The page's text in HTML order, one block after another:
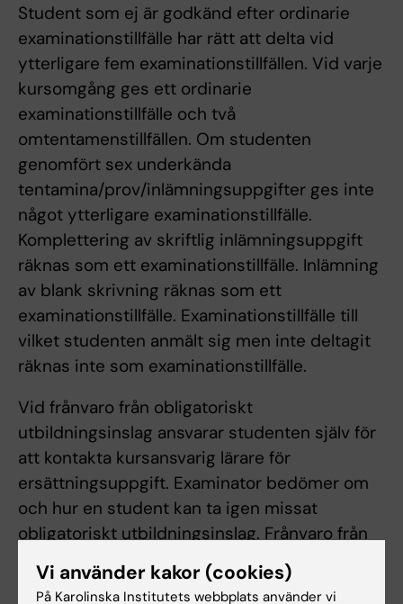
Student som ej är godkänd efter ordinarie
examinationstillfälle har rätt att delta vid
ytterligare fem examinationstillfällen. Vid varje
kursomgång ges ett ordinarie
examinationstillfälle och två
omtentamenstillfällen. Om studenten
genomfört sex underkända
tentamina/prov/inlämningsuppgifter ges inte
något ytterligare examinationstillfälle.
Komplettering av skriftlig inlämningsuppgift
räknas som ett examinationstillfälle. Inlämning
av blank skrivning räknas som ett
examinationstillfälle. Examinationstillfälle till
vilket studenten anmält sig men inte deltagit
räknas inte som examinationstillfälle.
Vid frånvaro från obligatoriskt
utbildningsinslag ansvarar studenten själv för
att kontakta kursansvarig lärare för
ersättningsuppgift. Examinator bedömer om
och hur en student kan ta igen missat
obligatoriskt utbildningsinslag. Frånvaro från
ett obligatoriskt utbildningsinslag kan
innebära att studenten inte kan genomföra
Vi använder kakor (cookies)
På Karolinska Institutets webbplats använder vi